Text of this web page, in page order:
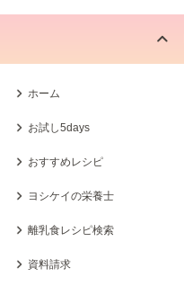
ホーム
お試し5days
おすすめレシピ
ヨシケイの栄養士
離乳食レシピ検索
資料請求